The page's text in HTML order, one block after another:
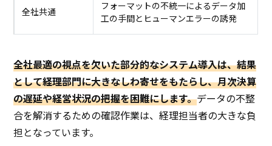
全社共通
フォーマットの不統一によるデータ加
工の手間とヒューマンエラーの誘発
全社最適の視点を欠いた部分的なシステム導入は、結果
として経理部門に大きなしわ寄せをもたらし、月次決算
の遅延や経営状況の把握を困難にします。データの不整
合を解消するための確認作業は、経理担当者の大きな負
担となっています。